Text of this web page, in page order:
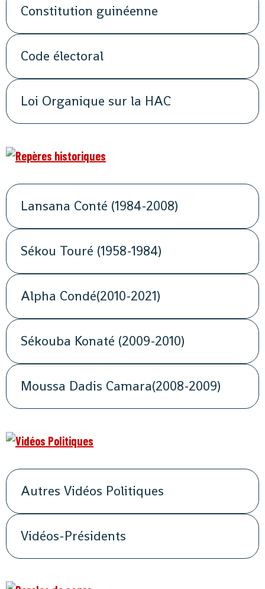
Constitution guinéenne
Code électoral
Loi Organique sur la HAC
Lansana Conté (1984-2008)
Sékou Touré (1958-1984)
Alpha Condé(2010-2021)
Sékouba Konaté (2009-2010)
Moussa Dadis Camara(2008-2009)
Autres Vidéos Politiques
Vidéos-Présidents